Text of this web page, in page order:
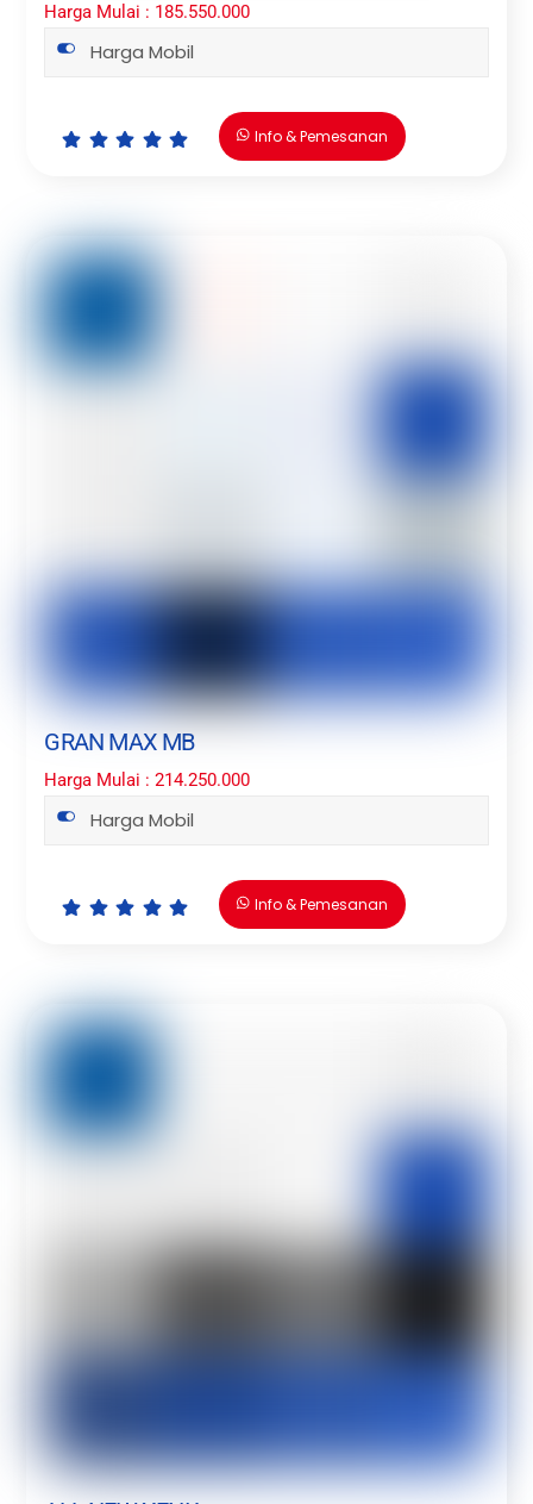
Harga Mulai : 185.550.000
Harga Mobil
IconIconIconIconIcon
Info & Pemesanan
GRAN MAX MB
Harga Mulai : 214.250.000
Harga Mobil
IconIconIconIconIcon
Info & Pemesanan